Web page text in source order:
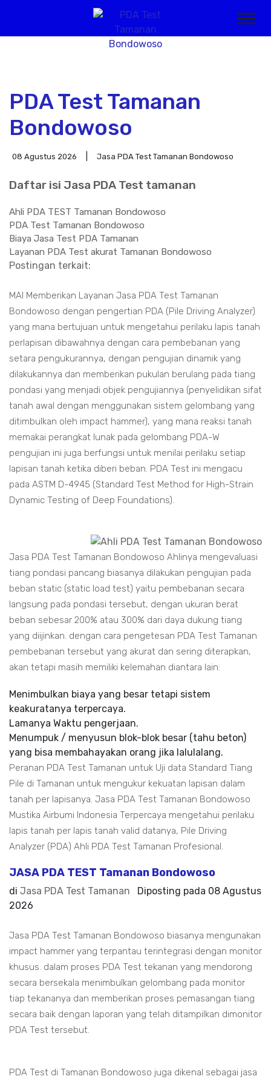
PDA Test Tamanan
Bondowoso
08 Agustus 2026 Jasa PDA Test Tamanan Bondowoso
Daftar isi Jasa PDA Test tamanan
Ahli PDA TEST Tamanan Bondowoso
PDA Test Tamanan Bondowoso
Biaya Jasa Test PDA Tamanan
Layanan PDA Test akurat Tamanan Bondowoso
Postingan terkait:
MAI Memberikan Layanan Jasa PDA Test Tamanan
Bondowoso dengan pengertian PDA (Pile Driving Analyzer)
yang mana bertujuan untuk mengetahui perilaku lapis tanah
perlapisan dibawahnya dengan cara pembebanan yang
setara pengukurannya, dengan pengujian dinamik yang
dilakukannya dan memberikan pukulan berulang pada tiang
pondasi yang menjadi objek pengujiannya (penyelidikan sifat
tanah awal dengan menggunakan sistem gelombang yang
ditimbulkan oleh impact hammer), yang mana reaksi tanah
memakai perangkat lunak pada gelombang PDA-W
pengujian ini juga berfungsi untuk menilai perilaku setiap
lapisan tanah ketika diberi beban. PDA Test ini mengacu
pada ASTM D-4945 (Standard Test Method for High-Strain
Dynamic Testing of Deep Foundations).
Jasa PDA Test Tamanan Bondowoso Ahlinya mengevaluasi
tiang pondasi pancang biasanya dilakukan pengujian pada
beban static (static load test) yaitu pembebanan secara
langsung pada pondasi tersebut, dengan ukuran berat
beban sebesar 200% atau 300% dari daya dukung tiang
yang diijinkan. dengan cara pengetesan PDA Test Tamanan
pembebanan tersebut yang akurat dan sering diterapkan,
akan tetapi masih memiliki kelemahan diantara lain:
Menimbulkan biaya yang besar tetapi sistem
keakuratanya terpercaya.
Lamanya Waktu pengerjaan.
Menumpuk / menyusun blok-blok besar (tahu beton)
yang bisa membahayakan orang jika lalulalang.
Peranan PDA Test Tamanan untuk Uji data Standard Tiang
Pile di Tamanan untuk mengukur kekuatan lapisan dalam
tanah per lapisanya. Jasa PDA Test Tamanan Bondowoso
Mustika Airbumi Indonesia Terpercaya mengetahui perilaku
lapis tanah per lapis tanah valid datanya, Pile Driving
Analyzer (PDA) Ahli PDA Test Tamanan Profesional.
JASA PDA TEST Tamanan Bondowoso
di Jasa PDA Test Tamanan Diposting pada 08 Agustus
2026
Jasa PDA Test Tamanan Bondowoso biasanya mengunakan
impact hammer yang terpantau terintegrasi dengan monitor
khusus. dalam proses PDA Test tekanan yang mendorong
secara bersekala menimbulkan gelombang pada monitor
tiap tekananya dan memberikan proses pemasangan tiang
secara baik dengan laporan yang telah ditampilkan dimonitor
PDA Test tersebut.
PDA Test di Tamanan Bondowoso juga dikenal sebagai jasa